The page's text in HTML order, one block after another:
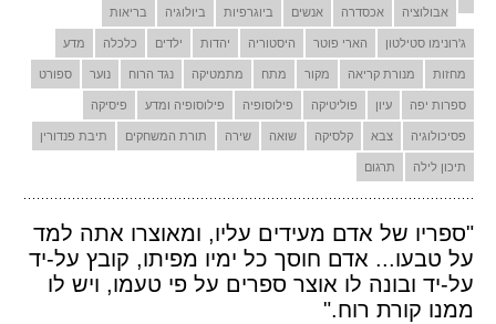
אבולוציה אכסדרה אנשים ביוגרפיות ביולוגיה בריאות
ג'רונימו סטילטון הארי פוטר היסטוריה יהדות ילדים כלכלה מדע
מחזות מנורת קריאה מקור מתח מתמטיקה נגד הרוח נוער ספורט
ספרות יפה עיון פוליטיקה פילוסופיה פילוסופיה ומדע פיסיקה
פסיכולוגיה צבא קלסיקה שואה שירה תורת המשחקים תיבת פנדורין
תיכון לילה תרגום
"ספריו של אדם מעידים עליו, ומאוצרו אתה למד
על טבעו... אדם חוסך כל ימיו מפיתו, קובץ על-יד
על-יד ובונה לו אוצר ספרים על פי טעמו, ויש לו
ממנו קורת רוח."